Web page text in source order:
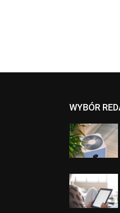
WYBÓR